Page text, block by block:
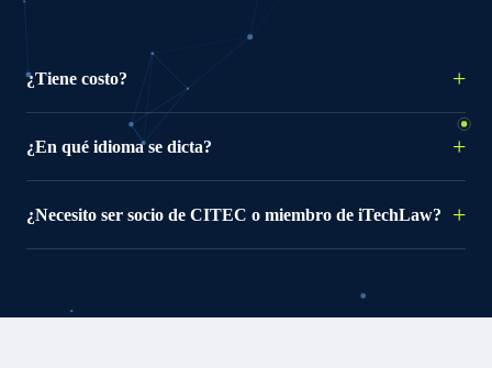
¿Tiene costo?
¿En qué idioma se dicta?
¿Necesito ser socio de CITEC o miembro de iTechLaw?